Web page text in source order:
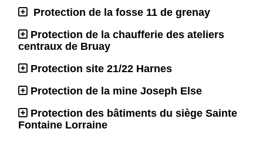
Protection de la fosse 11 de grenay
Protection de la chaufferie des ateliers
centraux de Bruay
Protection site 21/22 Harnes
Protection de la mine Joseph Else
Protection des bâtiments du siège Sainte
Fontaine Lorraine